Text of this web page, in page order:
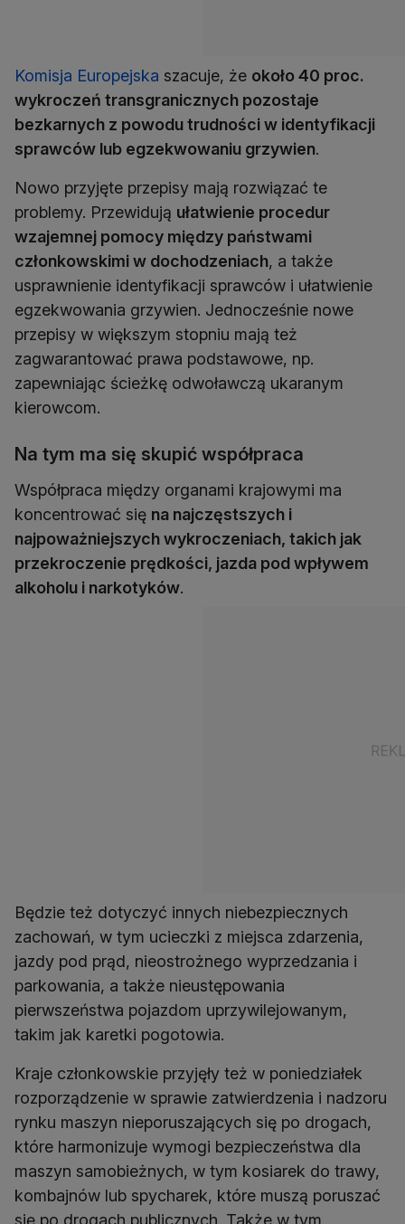
Komisja Europejska szacuje, że około 40 proc.
wykroczeń transgranicznych pozostaje
bezkarnych z powodu trudności w identyfikacji
sprawców lub egzekwowaniu grzywien.
Nowo przyjęte przepisy mają rozwiązać te
problemy. Przewidują ułatwienie procedur
wzajemnej pomocy między państwami
członkowskimi w dochodzeniach, a także
usprawnienie identyfikacji sprawców i ułatwienie
egzekwowania grzywien. Jednocześnie nowe
przepisy w większym stopniu mają też
zagwarantować prawa podstawowe, np.
zapewniając ścieżkę odwoławczą ukaranym
kierowcom.
Na tym ma się skupić współpraca
Współpraca między organami krajowymi ma
koncentrować się na najczęstszych i
najpoważniejszych wykroczeniach, takich jak
przekroczenie prędkości, jazda pod wpływem
alkoholu i narkotyków.
Będzie też dotyczyć innych niebezpiecznych
zachowań, w tym ucieczki z miejsca zdarzenia,
jazdy pod prąd, nieostrożnego wyprzedzania i
parkowania, a także nieustępowania
pierwszeństwa pojazdom uprzywilejowanym,
takim jak karetki pogotowia.
Kraje członkowskie przyjęły też w poniedziałek
rozporządzenie w sprawie zatwierdzenia i nadzoru
rynku maszyn nieporuszających się po drogach,
które harmonizuje wymogi bezpieczeństwa dla
maszyn samobieżnych, w tym kosiarek do trawy,
kombajnów lub spycharek, które muszą poruszać
się po drogach publicznych. Także w tym